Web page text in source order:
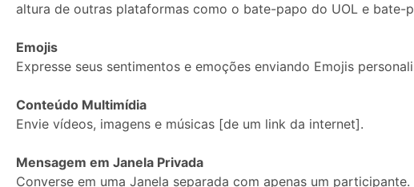
Imagem
de
altura de outras plataformas como o bate-papo do UOL e bate-
Emojis
Expresse seus sentimentos e emoções enviando Emojis
Conteúdo Multimídia
Envie vídeos, imagens e músicas [de um link da internet].
Mensagem em Janela Privada
Converse em uma Janela separada com apenas um participante.